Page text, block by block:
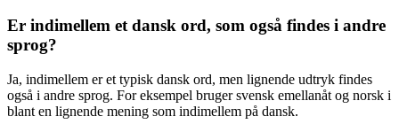
Er indimellem et dansk ord, som også findes i andre
sprog?
Ja, indimellem er et typisk dansk ord, men lignende udtryk findes
også i andre sprog. For eksempel bruger svensk emellanåt og norsk i
blant en lignende mening som indimellem på dansk.